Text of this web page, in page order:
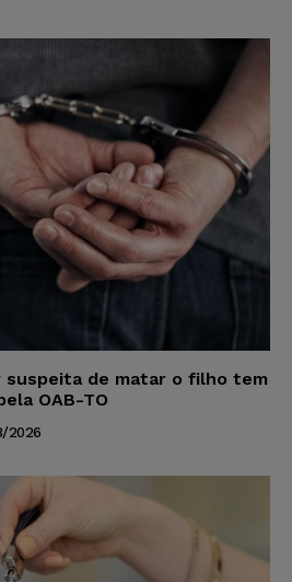
suspeita de matar o filho tem
OAB-TO
2026